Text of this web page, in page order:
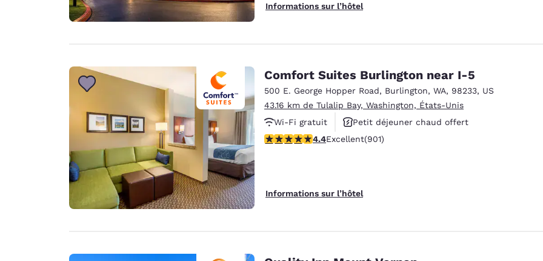
Informations sur l’hôtel
Comfort Suites Burlington near I-5
500 E. George Hopper Road, Burlington, WA, 98233, US
43.16 km de Tulalip Bay, Washington, États-Unis
Wi-Fi gratuit
Petit déjeuner chaud offert
Animaux acceptés
4.4 étoiles. Excellent. 901 commentaires
4.4Excellent(901)
Informations sur l’hôtel